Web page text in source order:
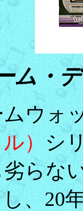
ム・
ウォ
）シ
らな
、20